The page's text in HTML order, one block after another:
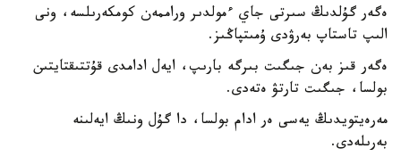
ەگەر گۇلدىڭ سىرتى جاي ءمولدىر وراممەن كومكەرىلسە، ونى
الىپ تاستاپ بەرۋدى ۇمىتپاڭىز.
ەگەر قىز بەن جىگىت بىرگە بارىپ، ايەل ادامدى قۇتتىقتايتىن
بولسا، جىگىت تارتۋ ەتەدى.
مەرەيتويدىڭ يەسى ەر ادام بولسا، دا گۇل ونىڭ ايەلىنە
بەرىلەدى.